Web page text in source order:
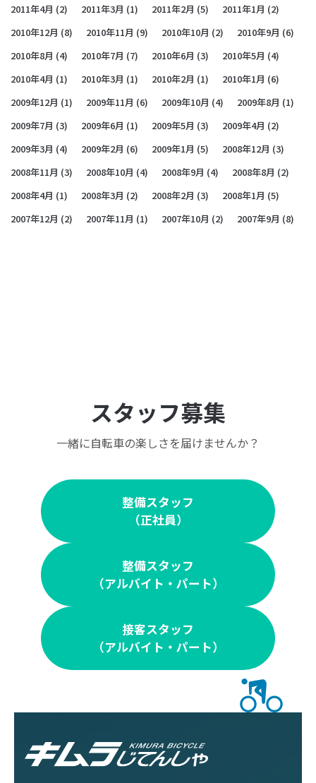
2011年4月 (2) 2011年3月 (1) 2011年2月 (5) 2011年1月 (2)
2010年12月 (8) 2010年11月 (9) 2010年10月 (2) 2010年9月 (6)
2010年8月 (4) 2010年7月 (7) 2010年6月 (3) 2010年5月 (4)
2010年4月 (1) 2010年3月 (1) 2010年2月 (1) 2010年1月 (6)
2009年12月 (1) 2009年11月 (6) 2009年10月 (4) 2009年8月 (1)
2009年7月 (3) 2009年6月 (1) 2009年5月 (3) 2009年4月 (2)
2009年3月 (4) 2009年2月 (6) 2009年1月 (5) 2008年12月 (3)
2008年11月 (3) 2008年10月 (4) 2008年9月 (4) 2008年8月 (2)
2008年4月 (1) 2008年3月 (2) 2008年2月 (3) 2008年1月 (5)
2007年12月 (2) 2007年11月 (1) 2007年10月 (2) 2007年9月 (8)
スタッフ募集
一緒に自転車の楽しさを届けませんか？
整備スタッフ
（正社員）
整備スタッフ
（アルバイト・パート）
接客スタッフ
（アルバイト・パート）